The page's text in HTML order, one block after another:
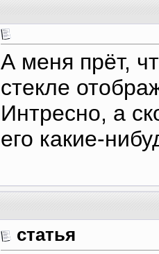
А меня прёт,
стекле
Интресно, а
его какие-
статья